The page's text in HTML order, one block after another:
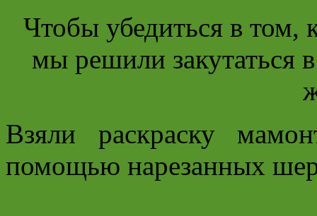
Чтобы убедиться в том,
мы решили закутаться
Взяли раскраску
помощью нарезанных